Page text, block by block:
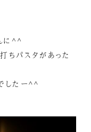
に^^
ちパスタがあった
したー^^